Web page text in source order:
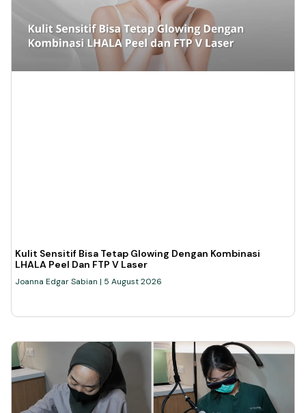
Kulit Sensitif Bisa Tetap Glowing Dengan Kombinasi
LHALA Peel Dan FTP V Laser
Joanna Edgar Sabian 5 August 2026